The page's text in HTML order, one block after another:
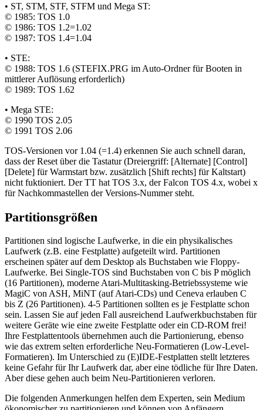
• ST, STM, STF, STFM und Mega ST:
© 1985: TOS 1.0
© 1986: TOS 1.2=1.02
© 1987: TOS 1.4=1.04
• STE:
© 1988: TOS 1.6 (STEFIX.PRG im Auto-Ordner für Booten in
mittlerer Auflösung erforderlich)
© 1989: TOS 1.62
• Mega STE:
© 1990 TOS 2.05
© 1991 TOS 2.06
TOS-Versionen vor 1.04 (=1.4) erkennen Sie auch schnell daran,
dass der Reset über die Tastatur (Dreiergriff: [Alternate] [Control]
[Delete] für Warmstart bzw. zusätzlich [Shift rechts] für Kaltstart)
nicht fuktioniert. Der TT hat TOS 3.x, der Falcon TOS 4.x, wobei x
für Nachkommastellen der Versions-Nummer steht.
Partitionsgrößen
Partitionen sind logische Laufwerke, in die ein physikalisches
Laufwerk (z.B. eine Festplatte) aufgeteilt wird. Partitionen
erscheinen später auf dem Desktop als Buchstaben wie Floppy-
Laufwerke. Bei Single-TOS sind Buchstaben von C bis P möglich
(16 Partitionen), moderne Atari-Multitasking-Betriebssysteme wie
MagiC von ASH, MiNT (auf Atari-CDs) und Ceneva erlauben C
bis Z (26 Partitionen). 4-5 Partitionen sollten es je Festplatte schon
sein. Lassen Sie auf jeden Fall ausreichend Laufwerkbuchstaben für
weitere Geräte wie eine zweite Festplatte oder ein CD-ROM frei!
Ihre Festplattentools übernehmen auch die Partionierung, ebenso
wie das extrem selten erforderliche Neu-Formatieren (Low-Level-
Formatieren). Im Unterschied zu (E)IDE-Festplatten stellt letzteres
keine Gefahr für Ihr Laufwerk dar, aber eine tödliche für Ihre Daten.
Aber diese gehen auch beim Neu-Partitionieren verloren.
Die folgenden Anmerkungen helfen dem Experten, sein Medium